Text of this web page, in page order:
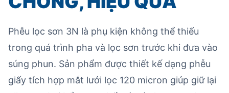
Phễu lọc sơn 3N là phụ kiện không thể thiếu
trong quá trình pha và lọc sơn trước khi đưa vào
súng phun. Sản phẩm được thiết kế dạng phễu
giấy tích hợp mắt lưới lọc 120 micron giúp giữ lại